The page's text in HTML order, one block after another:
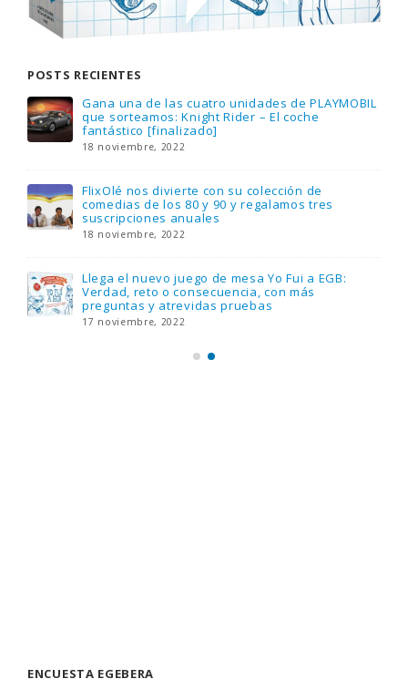
POSTS RECIENTES
Gana una de las cuatro unidades de PLAYMOBIL
que sorteamos: Knight Rider – El coche
fantástico [finalizado]
18 noviembre, 2022
FlixOlé nos divierte con su colección de
comedias de los 80 y 90 y regalamos tres
suscripciones anuales
18 noviembre, 2022
Llega el nuevo juego de mesa Yo Fui a EGB:
Verdad, reto o consecuencia, con más
preguntas y atrevidas pruebas
17 noviembre, 2022